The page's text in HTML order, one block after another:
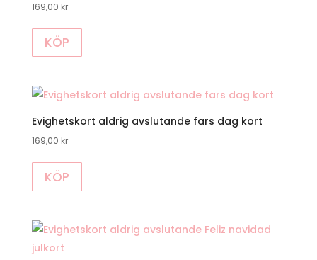
169,00 kr
KÖP
Evighetskort aldrig avslutande fars dag kort
169,00 kr
KÖP